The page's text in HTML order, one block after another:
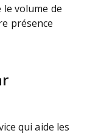
volume de
présence
qui aide les